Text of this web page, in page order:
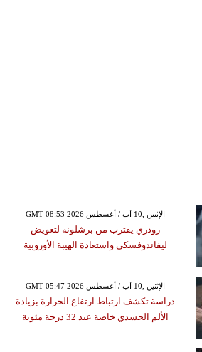
GMT 08:53 2026 الإثنين ,10 آب / أغسطس
رودري يقترب من برشلونة لتعويض
ليفاندوفسكي واستعادة الهيبة الأوروبية
GMT 05:47 2026 الإثنين ,10 آب / أغسطس
دراسة تكشف ارتباط ارتفاع الحرارة بزيادة
الألم الجسدي خاصة عند 32 درجة مئوية